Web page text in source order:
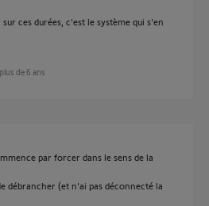
ces durées, c'est le système qui s'en
de 6 ans
par forcer dans le sens de la
débrancher (et n'ai pas déconnecté la